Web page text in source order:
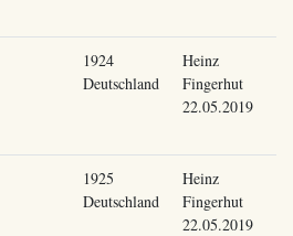
1924
Deutschland
Heinz
Fingerhut
22.05.2019
1925
Deutschland
Heinz
Fingerhut
22.05.2019